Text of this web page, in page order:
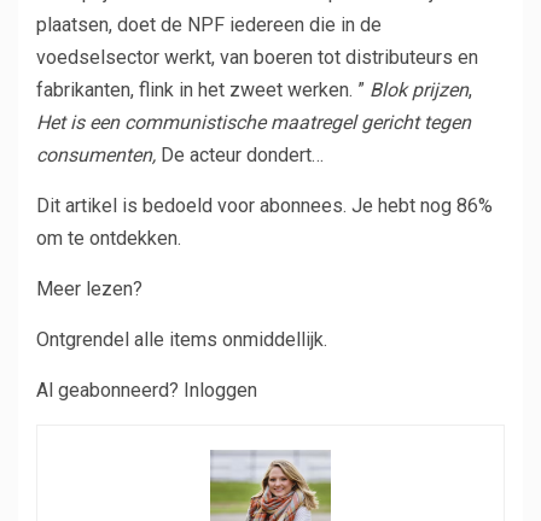
plaatsen, doet de NPF iedereen die in de
voedselsector werkt, van boeren tot distributeurs en
fabrikanten, flink in het zweet werken. ” Blok prijzen,
Het is een communistische maatregel gericht tegen
consumenten, De acteur dondert…
Dit artikel is bedoeld voor abonnees. Je hebt nog 86%
om te ontdekken.
Meer lezen?
Ontgrendel alle items onmiddellijk.
Al geabonneerd? Inloggen